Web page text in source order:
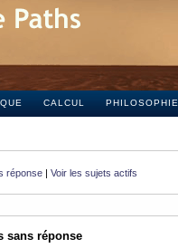
CALCUL PHILOSOPHIE
réponse | Voir les sujets actifs
sans réponse